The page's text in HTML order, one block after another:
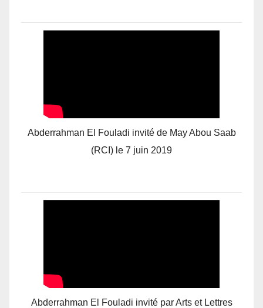
Abderrahman El Fouladi invité de May Abou Saab
(RCI) le 7 juin 2019
Abderrahman El Fouladi invité par Arts et Lettres